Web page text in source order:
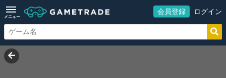
メニュー
会員登録 ログイン